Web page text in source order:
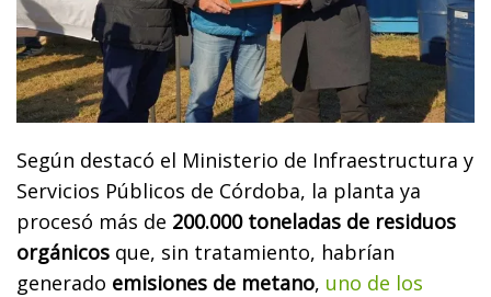
Según destacó el Ministerio de Infraestructura y
Servicios Públicos de Córdoba, la planta ya
procesó más de 200.000 toneladas de residuos
orgánicos que, sin tratamiento, habrían
generado emisiones de metano, uno de los